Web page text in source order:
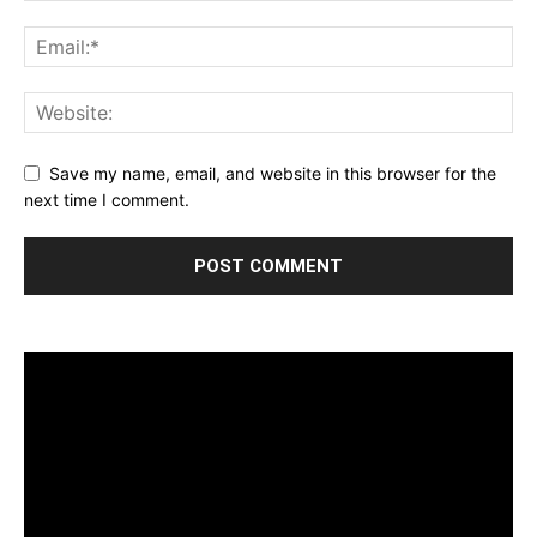
Save my name, email, and website in this browser for the
next time I comment.